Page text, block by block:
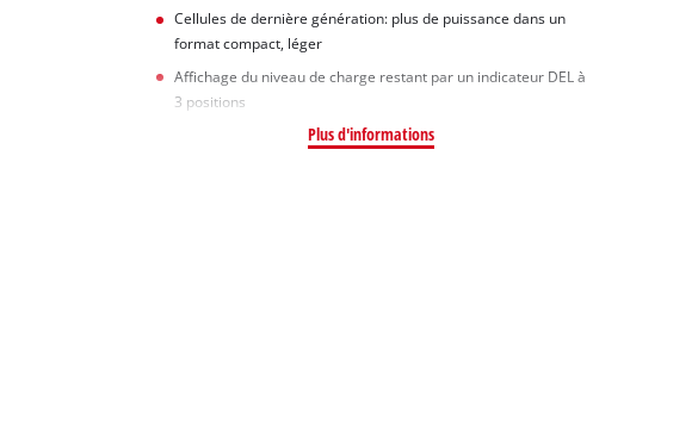
Cellules de dernière génération: plus de puissance dans un
format compact, léger
Affichage du niveau de charge restant par un indicateur DEL à
3 positions
Plus d'informations